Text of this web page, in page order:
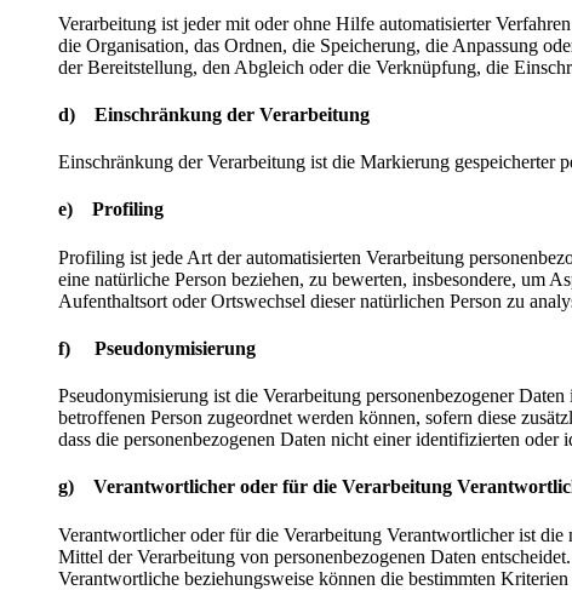
Verarbeitung ist jeder mit oder ohne Hilfe automatisierter
die Organisation, das Ordnen, die Speicherung, die Anpassung
der Bereitstellung, den Abgleich oder die Verknüpfung, die
d) Einschränkung der Verarbeitung
Einschränkung der Verarbeitung ist die Markierung gespeicherter
e) Profiling
Profiling ist jede Art der automatisierten Verarbeitung
eine natürliche Person beziehen, zu bewerten, insbesondere, um
Aufenthaltsort oder Ortswechsel dieser natürlichen Person zu
f) Pseudonymisierung
Pseudonymisierung ist die Verarbeitung personenbezogener
betroffenen Person zugeordnet werden können, sofern diese
dass die personenbezogenen Daten nicht einer identifizierten
g) Verantwortlicher oder für die Verarbeitung
Verantwortlicher oder für die Verarbeitung Verantwortlicher ist
Mittel der Verarbeitung von personenbezogenen Daten
Verantwortliche beziehungsweise können die bestimmten